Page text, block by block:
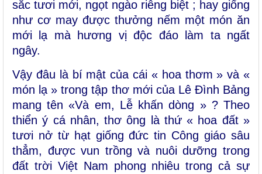
sắc tươi mới, ngọt ngào riêng biệt ; hay giống
như cơ may được thưởng nếm một món ăn
mới lạ mà hương vị độc đáo làm ta ngất
ngây.
Vậy đâu là bí mật của cái « hoa thơm » và «
món lạ » trong tập thơ mới của Lê Đình Bảng
mang tên «Và em, Lễ khấn dòng » ? Theo
thiển ý cá nhân, thơ ông là thứ « hoa đất »
tươi nở từ hạt giống đức tin Công giáo sâu
thẳm, được vun trồng và nuôi dưỡng trong
đất trời Việt Nam phong nhiêu trong cả sự